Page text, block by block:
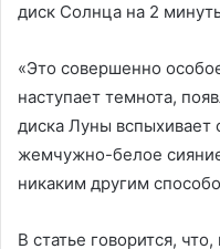
диск Солнца на 2
«Это совершенно
наступает темнота,
диска Луны
жемчужно-белое
никаким другим
В статье говорится,